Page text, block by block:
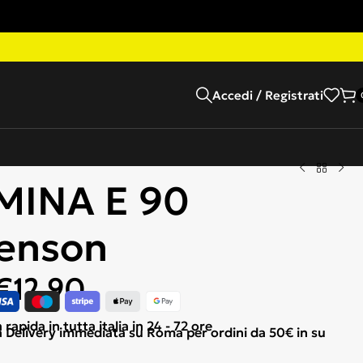
Accedi / Registrati
E 90
12,90
rapida in tutta italia in 24 - 72 ore
Delivery immediata su Roma per ordini da 50€ in su